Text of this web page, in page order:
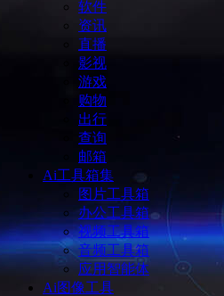
软件
资讯
直播
影视
游戏
购物
出行
查询
邮箱
Ai工具箱集
图片工具箱
办公工具箱
视频工具箱
音频工具箱
应用智能体
Ai图像工具